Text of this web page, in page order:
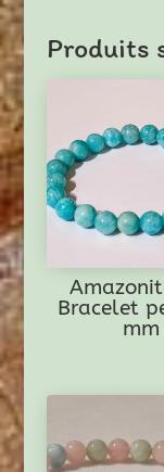
perles
Produits
Bracelet
mm